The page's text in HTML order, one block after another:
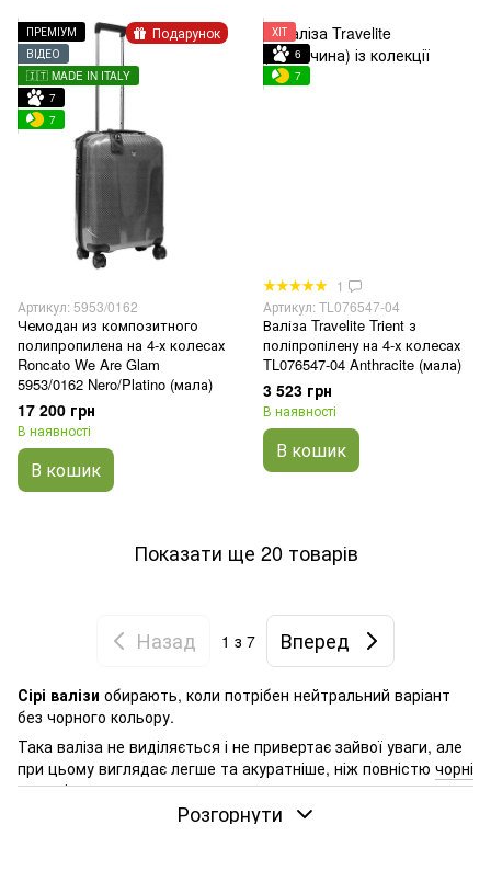
Подарунок
ПРЕМІУМ
ВІДЕО
🇮🇹 MADE IN ITALY
7
7
Артикул: 5953/0162
Чемодан из композитного
полипропилена на 4-х колесах
Roncato We Are Glam
5953/0162 Nero/Platino (мала)
17 200 грн
В наявності
В кошик
ХІТ
6
7
1
Артикул: TL076547-04
Валіза Travelite Trient з
поліпропілену на 4-х колесах
TL076547-04 Anthracite (мала)
3 523 грн
В наявності
В кошик
Показати ще 20 товарів
Назад 1 з 7 Вперед
Сірі валізи обирають, коли потрібен нейтральний варіант
без чорного кольору.
Така валіза не виділяється і не привертає зайвої уваги, але
при цьому виглядає легше та акуратніше, ніж повністю чорні
моделі.
У поїздках це помітно одразу: сіра валіза не кидається в очі
Розгорнути